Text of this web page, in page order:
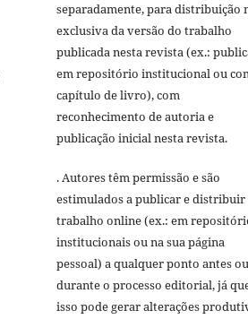
separadamente, para distribuição
exclusiva da versão do trabalho
publicada nesta revista (ex.:
em repositório institucional ou
capítulo de livro), com
reconhecimento de autoria e
publicação inicial nesta revista.
. Autores têm permissão e são
estimulados a publicar e distribuir
trabalho online (ex.: em
institucionais ou na sua página
pessoal) a qualquer ponto antes ou
durante o processo editorial, já
isso pode gerar alterações